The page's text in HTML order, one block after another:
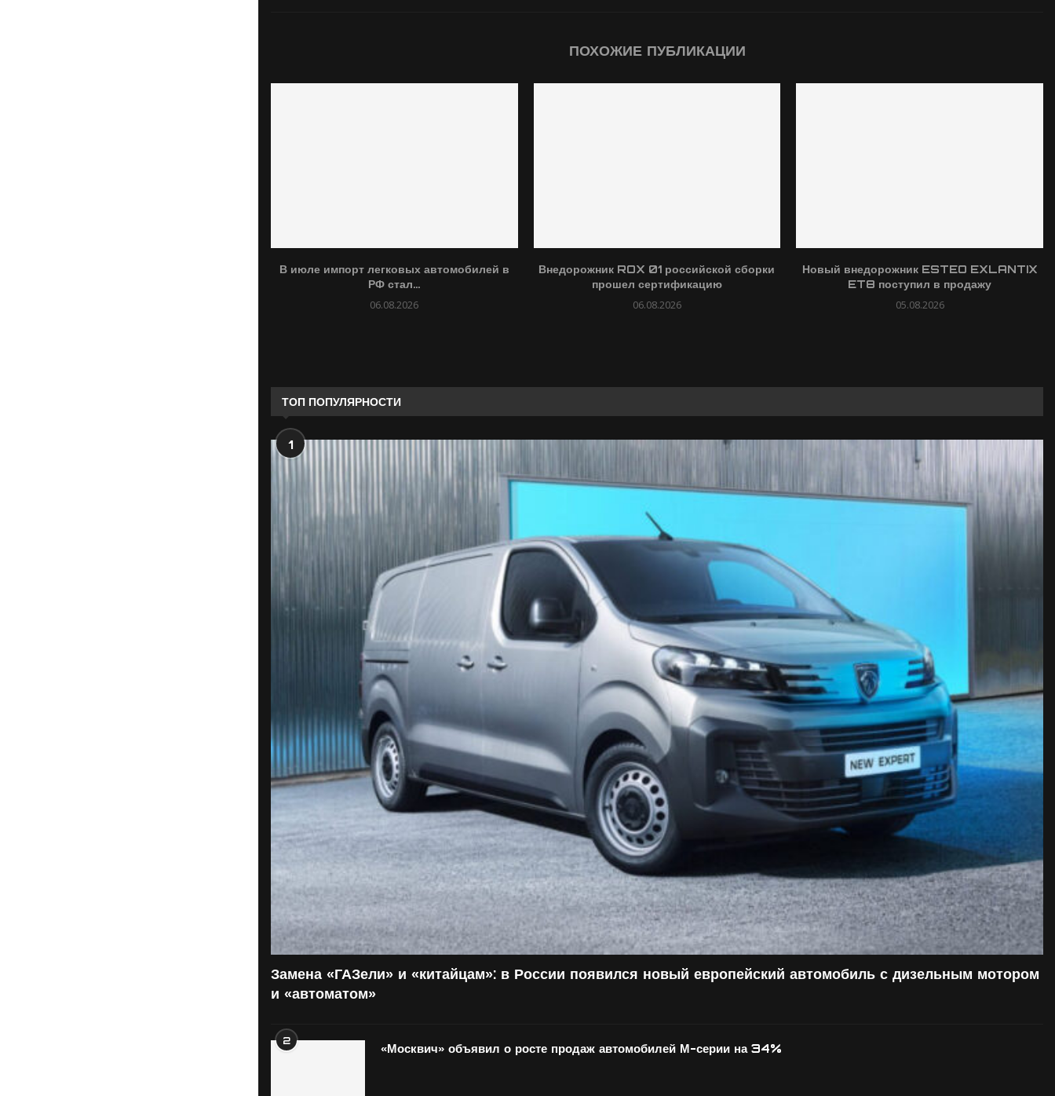
ПОХОЖИЕ ПУБЛИКАЦИИ
В июле импорт легковых автомобилей в
РФ стал...
06.08.2026
Внедорожник ROX 01 российской сборки
прошел сертификацию
06.08.2026
Новый внедорожник ESTEO EXLANTIX
ET8 поступил в продажу
05.08.2026
ТОП ПОПУЛЯРНОСТИ
1
Замена «ГАЗели» и «китайцам»: в России появился новый европейский автомобиль с дизельным мотором
и «автоматом»
2
«Москвич» объявил о росте продаж автомобилей М-серии на 34%